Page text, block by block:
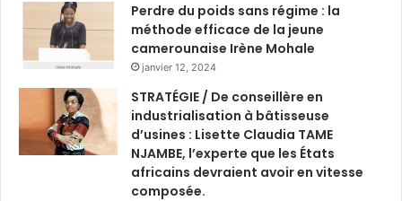
Perdre du poids sans régime : la
méthode efficace de la jeune
camerounaise Irène Mohale
janvier 12, 2024
STRATÉGIE / De conseillère en
industrialisation à bâtisseuse
d’usines : Lisette Claudia TAME
NJAMBE, l’experte que les États
africains devraient avoir en vitesse
composée.